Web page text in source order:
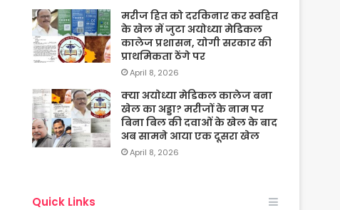
मरीज हित को दरकिनार कर स्वहित
के खेल में जुटा अयोध्या मेडिकल
कालेज प्रशासन, योगी सरकार की
प्राथमिकता ठेंगे पर
April 8, 2026
क्या अयोध्या मेडिकल कालेज बना
खेल का अड्डा? मरीजों के नाम पर
बिना बिल की दवाओं के खेल के बाद
अब सामने आया एक दूसरा खेल
April 8, 2026
Quick Links